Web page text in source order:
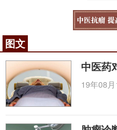
图文
中医药
19年08月